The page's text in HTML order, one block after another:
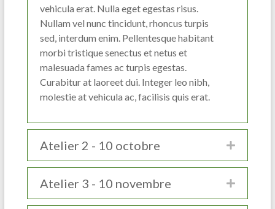
vehicula erat. Nulla eget egestas risus.
Nullam vel nunc tincidunt, rhoncus turpis
sed, interdum enim. Pellentesque habitant
morbi tristique senectus et netus et
malesuada fames ac turpis egestas.
Curabitur at laoreet dui. Integer leo nibh,
molestie at vehicula ac, facilisis quis erat.
Atelier 2 - 10 octobre
Atelier 3 - 10 novembre